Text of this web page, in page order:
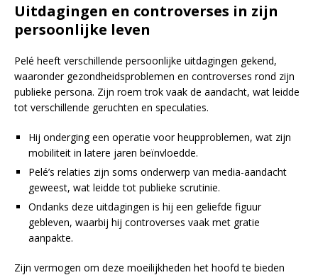
Uitdagingen en controverses in zijn
persoonlijke leven
Pelé heeft verschillende persoonlijke uitdagingen gekend,
waaronder gezondheidsproblemen en controverses rond zijn
publieke persona. Zijn roem trok vaak de aandacht, wat leidde
tot verschillende geruchten en speculaties.
Hij onderging een operatie voor heupproblemen, wat zijn
mobiliteit in latere jaren beïnvloedde.
Pelé’s relaties zijn soms onderwerp van media-aandacht
geweest, wat leidde tot publieke scrutinie.
Ondanks deze uitdagingen is hij een geliefde figuur
gebleven, waarbij hij controverses vaak met gratie
aanpakte.
Zijn vermogen om deze moeilijkheden het hoofd te bieden